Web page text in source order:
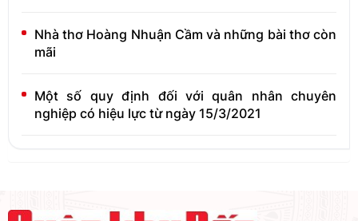
Nhà thơ Hoàng Nhuận Cầm và những bài thơ còn
mãi
Một số quy định đối với quân nhân chuyên
nghiệp có hiệu lực từ ngày 15/3/2021